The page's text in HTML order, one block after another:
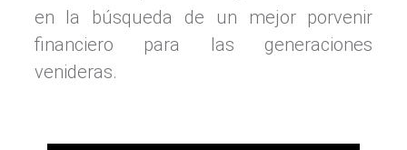
en la búsqueda de un mejor porvenir
financiero para las generaciones
venideras.